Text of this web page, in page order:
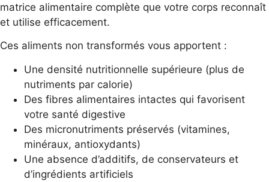
matrice alimentaire complète que votre corps reconnaît
et utilise efficacement.
Ces aliments non transformés vous apportent :
Une densité nutritionnelle supérieure (plus de
nutriments par calorie)
Des fibres alimentaires intactes qui favorisent
votre santé digestive
Des micronutriments préservés (vitamines,
minéraux, antioxydants)
Une absence d’additifs, de conservateurs et
d’ingrédients artificiels